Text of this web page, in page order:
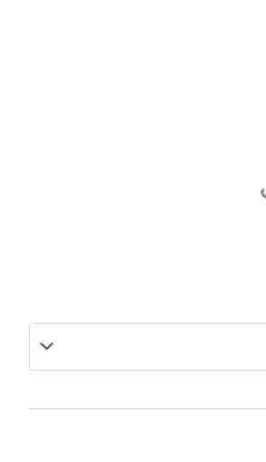
⁦95 EGP⁩